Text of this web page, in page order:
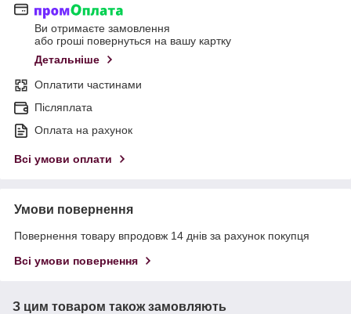
Ви отримаєте замовлення
або гроші повернуться на вашу картку
Детальніше
Оплатити частинами
Післяплата
Оплата на рахунок
Всі умови оплати
Умови повернення
Повернення товару впродовж 14 днів за рахунок покупця
Всі умови повернення
З цим товаром також замовляють